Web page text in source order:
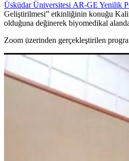
Üsküdar Üniversitesi AR-GE Yenilik
Geliştirilmesi” etkinliğinin konuğu
olduğuna değinerek biyomedikal
Zoom üzerinden gerçekleştirilen